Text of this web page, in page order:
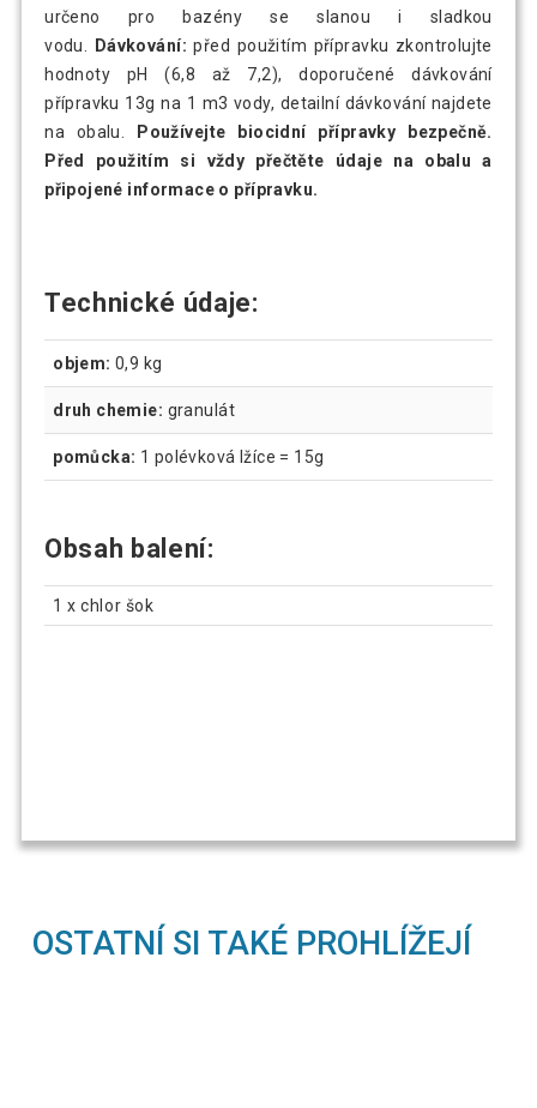
určeno pro bazény se slanou i sladkou
vodu.
Dávkování:před použitím přípravku zkontrolujte
hodnoty pH (6,8 až 7,2), doporučené dávkování
přípravku 13g na 1 m3 vody, detailní dávkování najdete
na obalu.
Používejte biocidní přípravky bezpečně.
Před použitím si vždy přečtěte údaje na obalu a
připojené informace o přípravku.
Technické údaje:
objem: 0,9 kg
druh chemie: granulát
pomůcka: 1 polévková lžíce = 15g
Obsah balení:
1 x chlor šok
OSTATNÍ SI TAKÉ PROHLÍŽEJÍ